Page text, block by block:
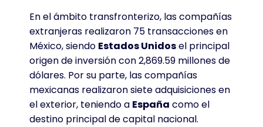
En el ámbito transfronterizo, las compañías
extranjeras realizaron 75 transacciones en
México, siendo Estados Unidosel principal
origen de inversión con 2,869.59 millones de
dólares. Por su parte, las compañías
mexicanas realizaron siete adquisiciones en
el exterior, teniendo a España como el
destino principal de capital nacional.